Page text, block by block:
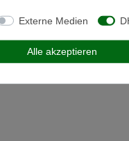
Externe Medien
Alle akzeptieren